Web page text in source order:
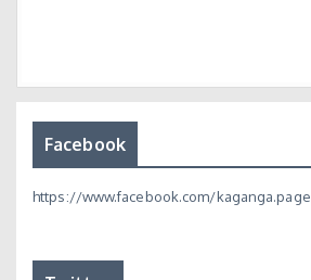
Facebook
https://www.facebook.com/kaganga.page